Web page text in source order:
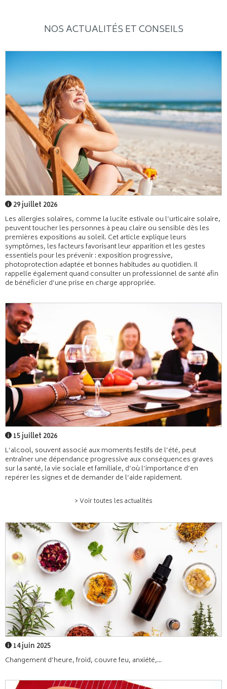
NOS ACTUALITÉS ET CONSEILS
29 juillet 2026
Les allergies solaires, comme la lucite estivale ou l’urticaire solaire,
peuvent toucher les personnes à peau claire ou sensible dès les
premières expositions au soleil. Cet article explique leurs
symptômes, les facteurs favorisant leur apparition et les gestes
essentiels pour les prévenir : exposition progressive,
photoprotection adaptée et bonnes habitudes au quotidien. Il
rappelle également quand consulter un professionnel de santé afin
de bénéficier d’une prise en charge appropriée.
15 juillet 2026
L’alcool, souvent associé aux moments festifs de l’été, peut
entraîner une dépendance progressive aux conséquences graves
sur la santé, la vie sociale et familiale, d’où l’importance d’en
repérer les signes et de demander de l’aide rapidement.
> Voir toutes les actualités
14 juin 2025
Changement d’heure, froid, couvre feu, anxiété,...